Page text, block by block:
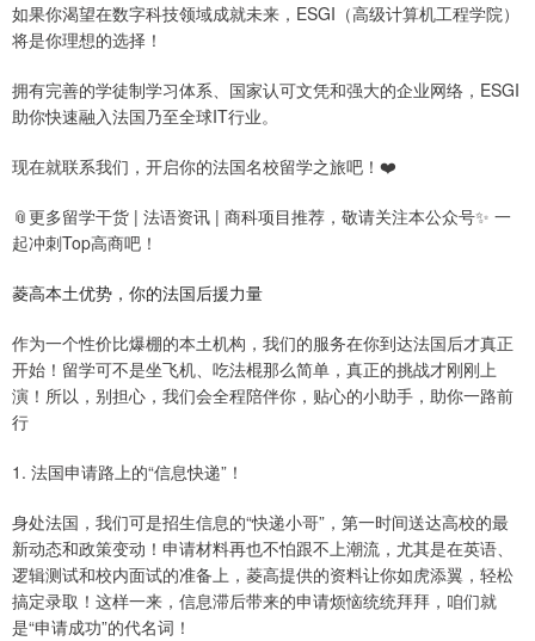
如果你渴望在数字科技领域成就未来，ESGI（高级计算机工程学院）
将是你理想的选择！
拥有完善的学徒制学习体系、国家认可文凭和强大的企业网络，ESGI
助你快速融入法国乃至全球IT行业。
现在就联系我们，开启你的法国名校留学之旅吧！❤️
📎更多留学干货 | 法语资讯 | 商科项目推荐，敬请关注本公众号✨ 一
起冲刺Top高商吧！
菱高本土优势，你的法国后援力量
作为一个性价比爆棚的本土机构，我们的服务在你到达法国后才真正
开始！留学可不是坐飞机、吃法棍那么简单，真正的挑战才刚刚上
演！所以，别担心，我们会全程陪伴你，贴心的小助手，助你一路前
行
1. 法国申请路上的“信息快递”！
身处法国，我们可是招生信息的“快递小哥”，第一时间送达高校的最
新动态和政策变动！申请材料再也不怕跟不上潮流，尤其是在英语、
逻辑测试和校内面试的准备上，菱高提供的资料让你如虎添翼，轻松
搞定录取！这样一来，信息滞后带来的申请烦恼统统拜拜，咱们就
是“申请成功”的代名词！